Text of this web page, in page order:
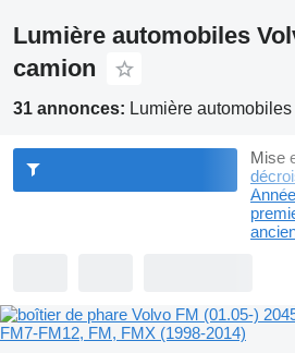
Lumière automobiles
camion
31 annonces: Lumière
Mise